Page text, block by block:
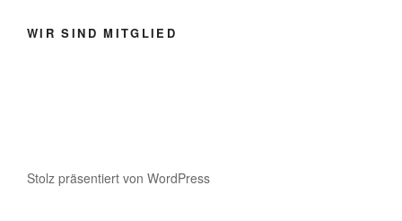
WIR SIND MITGLIED
Stolz präsentiert von WordPress